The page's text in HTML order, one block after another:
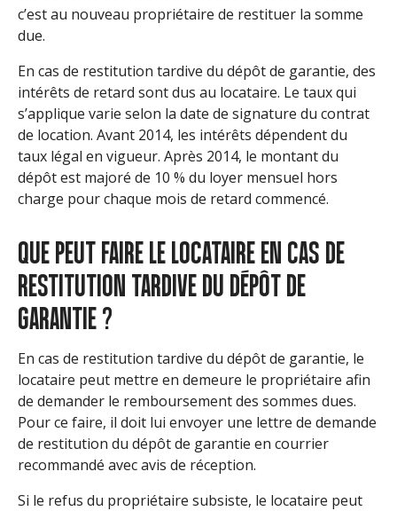
c’est au nouveau propriétaire de restituer la somme
due.
En cas de restitution tardive du dépôt de garantie, des
intérêts de retard sont dus au locataire. Le taux qui
s’applique varie selon la date de signature du contrat
de location. Avant 2014, les intérêts dépendent du
taux légal en vigueur. Après 2014, le montant du
dépôt est majoré de 10 % du loyer mensuel hors
charge pour chaque mois de retard commencé.
QUE PEUT FAIRE LE LOCATAIRE EN CAS DE
RESTITUTION TARDIVE DU DÉPÔT DE
GARANTIE ?
En cas de restitution tardive du dépôt de garantie, le
locataire peut mettre en demeure le propriétaire afin
de demander le remboursement des sommes dues.
Pour ce faire, il doit lui envoyer une lettre de demande
de restitution du dépôt de garantie en courrier
recommandé avec avis de réception.
Si le refus du propriétaire subsiste, le locataire peut